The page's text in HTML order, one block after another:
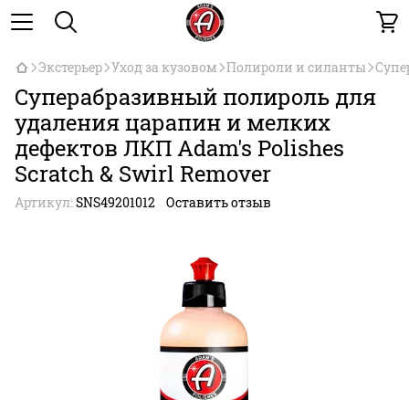
Экстерьер Уход за кузовом Полироли и силанты
Суперабразивный полироль для
удаления царапин и мелких
дефектов ЛКП Adam's Polishes
Scratch & Swirl Remover
Артикул:SNS492­01­012 Оставить отзыв